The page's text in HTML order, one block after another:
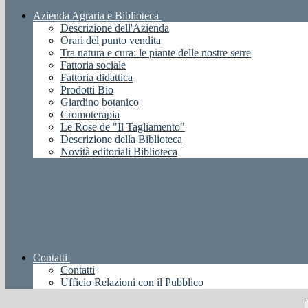
Azienda Agraria e Biblioteca
Descrizione dell'Azienda
Orari del punto vendita
Tra natura e cura: le piante delle nostre serre
Fattoria sociale
Fattoria didattica
Prodotti Bio
Giardino botanico
Cromoterapia
Le Rose de "Il Tagliamento"
Descrizione della Biblioteca
Novità editoriali Biblioteca
Contatti
Contatti
Ufficio Relazioni con il Pubblico